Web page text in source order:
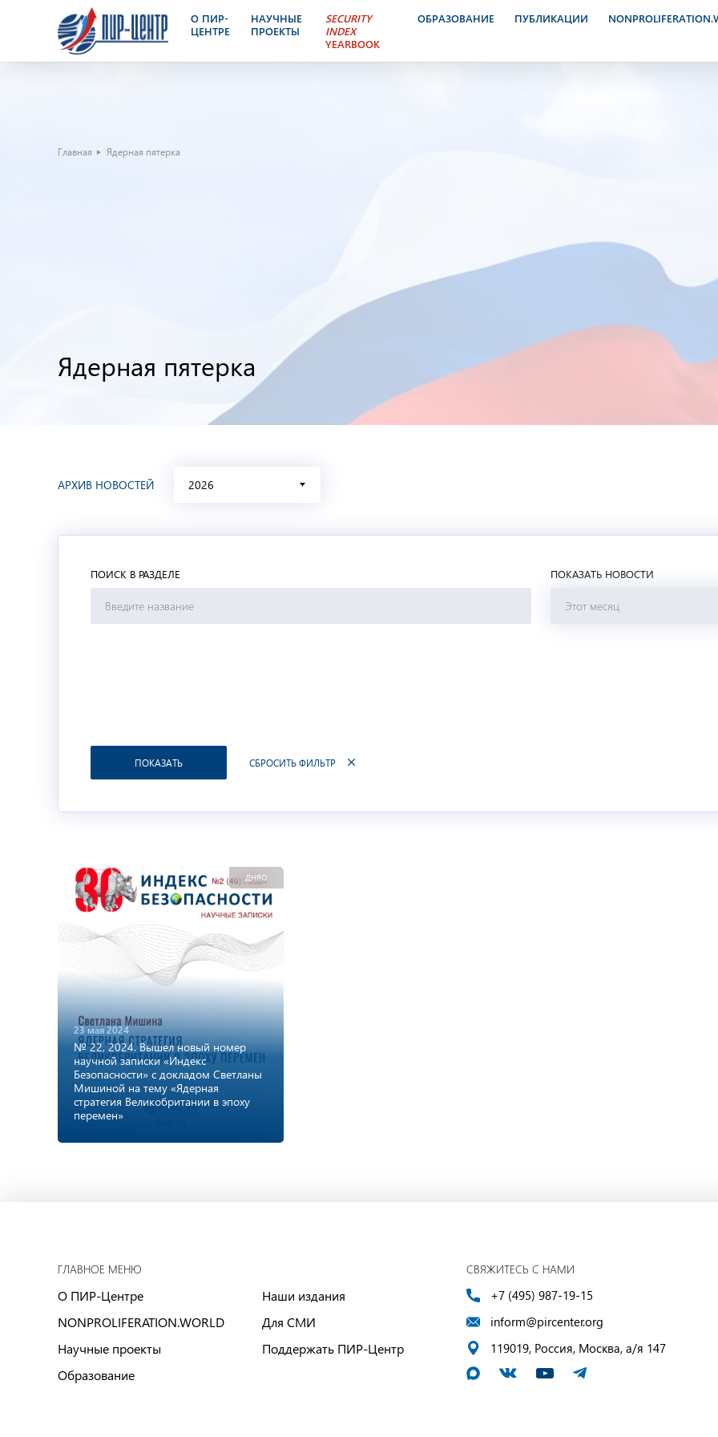
О ПИР-
ЦЕНТРЕ
НАУЧНЫЕ
ПРОЕКТЫ
SECURITY
INDEX
YEARBOOK
ОБРАЗОВАНИЕ ПУБЛИКАЦИИ
Главная Ядерная пятерка
Ядерная пятерка
АРХИВ НОВОСТЕЙ 2026
ПОИСК В РАЗДЕЛЕ ПОКАЗАТЬ НОВОСТИ
Этот месяц
ПОКАЗАТЬ
СБРОСИТЬ ФИЛЬТР
ДНЯО
23 мая 2024
№ 22, 2024. Вышел новый номер
научной записки «Индекс
Безопасности» с докладом Светланы
Мишиной на тему «Ядерная
стратегия Великобритании в эпоху
перемен»
ГЛАВНОЕ МЕНЮ
О ПИР-Центре
NONPROLIFERATION.WORLD
Научные проекты
Образование
Наши издания
Для СМИ
Поддержать ПИР-Центр
СВЯЖИТЕСЬ С НАМИ
+7 (495) 987-19-15
inform@pircenter.org
119019, Россия, Москва, а/я 147